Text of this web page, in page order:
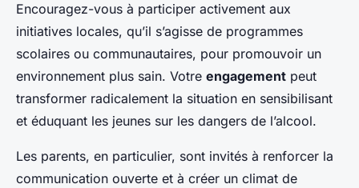
Encouragez-vous à participer activement aux
initiatives locales, qu’il s’agisse de programmes
scolaires ou communautaires, pour promouvoir un
environnement plus sain. Votre engagement peut
transformer radicalement la situation en sensibilisant
et éduquant les jeunes sur les dangers de l’alcool.
Les parents, en particulier, sont invités à renforcer la
communication ouverte et à créer un climat de